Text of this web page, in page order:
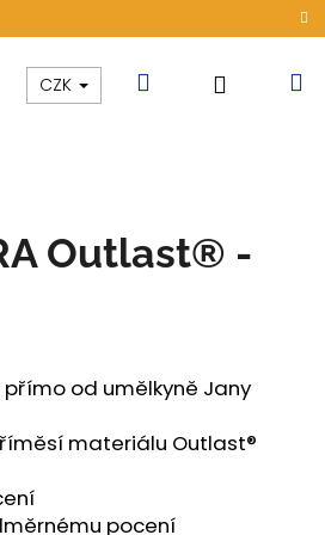
Kolekce Akce
CZK Hledat
Outlast® -
od umělkyně Jany
materiálu Outlast®
pocení